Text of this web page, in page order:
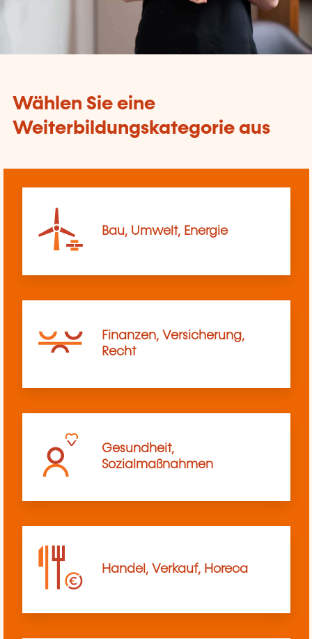
Wählen Sie eine
Weiterbildungskategorie aus
Bau, Umwelt, Energie
Finanzen, Versicherung,
Recht
Gesundheit,
Sozialmaßnahmen
Handel, Verkauf, Horeca